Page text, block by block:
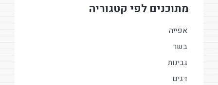
מתוכנים לפי קטגוריה
אפייה
בשר
גבינות
דגים